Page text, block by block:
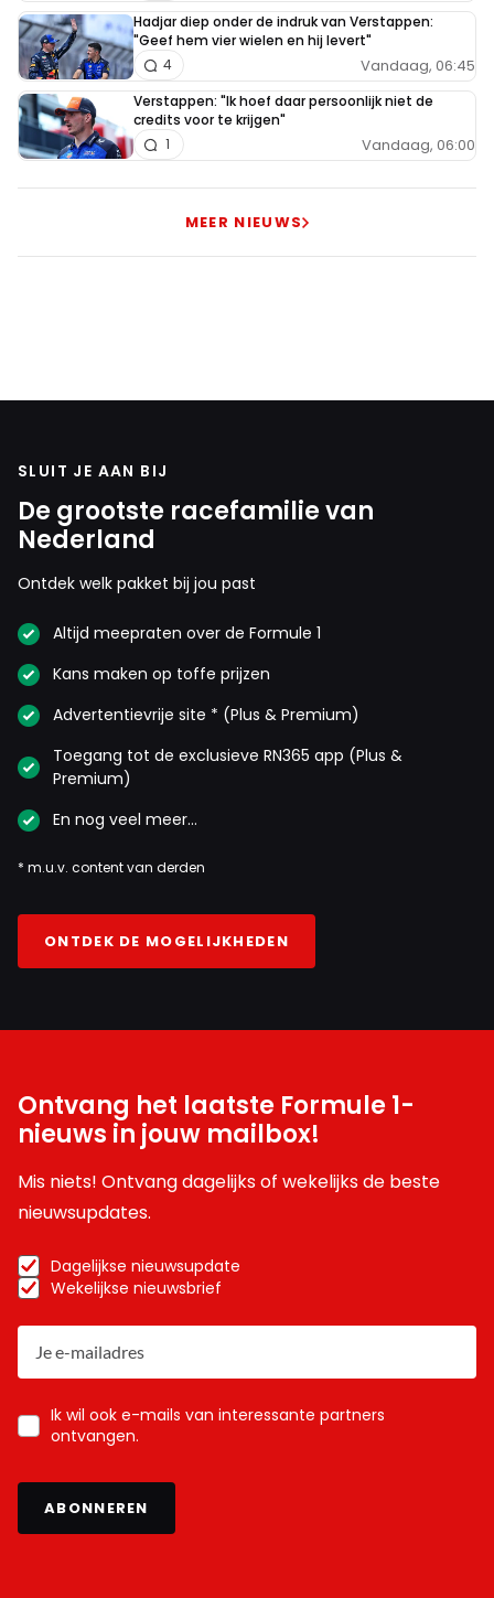
Hadjar diep onder de indruk van Verstappen:
"Geef hem vier wielen en hij levert"
Vandaag, 06:45
4
Verstappen: "Ik hoef daar persoonlijk niet de
credits voor te krijgen"
Vandaag, 06:00
1
MEER NIEUWS
SLUIT JE AAN BIJ
De grootste racefamilie van
Nederland
Ontdek welk pakket bij jou past
Altijd meepraten over de Formule 1
Kans maken op toffe prijzen
Advertentievrije site * (Plus & Premium)
Toegang tot de exclusieve RN365 app (Plus &
Premium)
En nog veel meer…
* m.u.v. content van derden
ONTDEK DE MOGELIJKHEDEN
Ontvang het laatste Formule 1-
nieuws in jouw mailbox!
Mis niets! Ontvang dagelijks of wekelijks de beste
nieuwsupdates.
Dagelijkse nieuwsupdate
Wekelijkse nieuwsbrief
Ik wil ook e-mails van interessante partners
ontvangen.
ABONNEREN